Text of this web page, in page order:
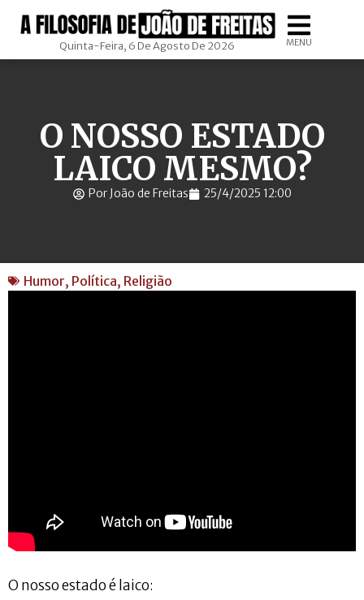
Quinta-Feira, 6 De Agosto De 2026 MENU
O NOSSO ESTADO
LAICO MESMO?
Por João de Freitas 25/4/2025 12:00
Humor, Política, Religião
O nosso estado é laico: